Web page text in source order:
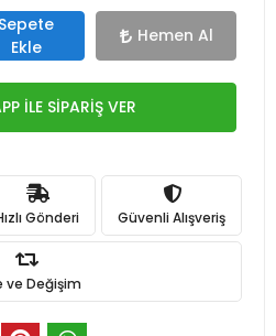
Sepete
Ekle
Hemen Al
İLE SİPARİŞ VER
Gönderi Güvenli Alışveriş
ve Değişim